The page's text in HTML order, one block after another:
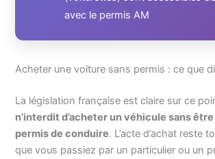
avec le permis AM
Acheter une voiture sans permis : ce que
La législation française est claire sur ce
n’interdit d’acheter un véhicule sans
permis de conduire. L’acte d’achat reste
que vous passiez par un particulier ou un